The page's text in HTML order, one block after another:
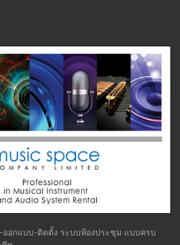
ออกแบบ-ติดตั้ง ระบบห้องประชุม แบบครบ